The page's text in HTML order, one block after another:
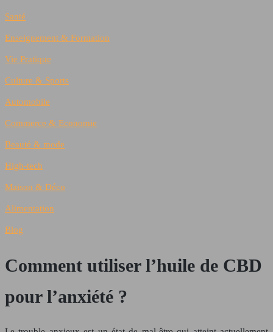
Santé
Enseignement & Formation
Vie Pratique
Culture & Sports
Automobile
Commerce & Economie
Beauté & mode
High-tech
Maison & Déco
Alimentation
Blog
Comment utiliser l’huile de CBD
pour l’anxiété ?